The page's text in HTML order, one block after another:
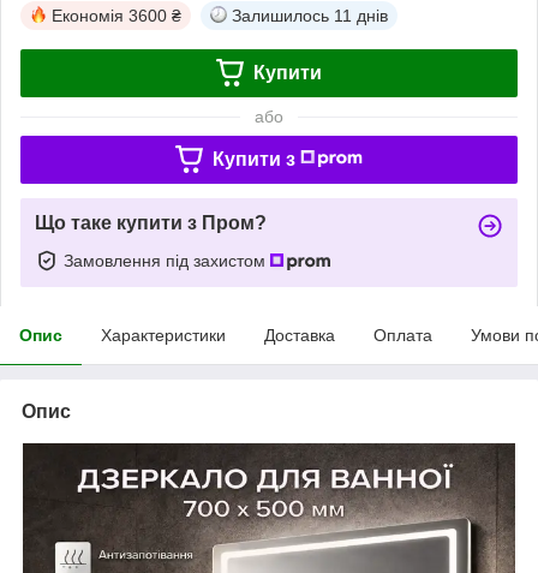
Економія 3600 ₴ Залишилось 11 днів
Купити
або
Купити з
Що таке купити з Пром?
Замовлення під захистом
Опис Характеристики Доставка Оплата Умови
Опис